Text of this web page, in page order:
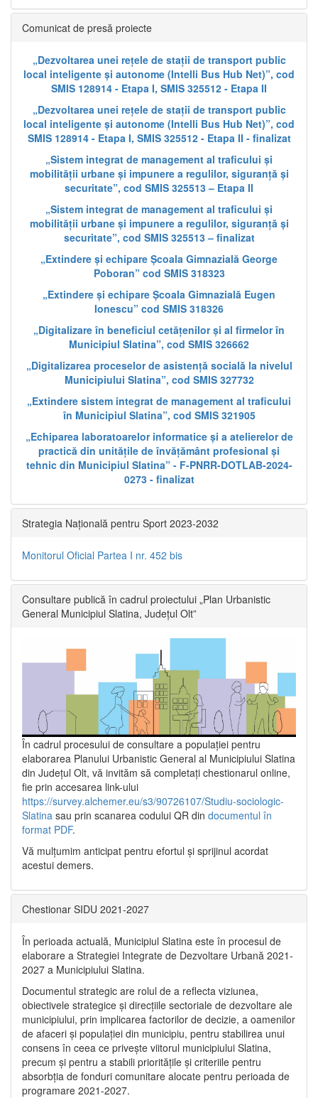
Comunicat de presă proiecte
„Dezvoltarea unei rețele de stații de transport public
local inteligente și autonome (Intelli Bus Hub Net)”, cod
SMIS 128914 - Etapa I, SMIS 325512 - Etapa II
„Dezvoltarea unei rețele de stații de transport public
local inteligente și autonome (Intelli Bus Hub Net)”, cod
SMIS 128914 - Etapa I, SMIS 325512 - Etapa II - finalizat
„Sistem integrat de management al traficului și
mobilității urbane și impunere a regulilor, siguranță și
securitate”, cod SMIS 325513 – Etapa II
„Sistem integrat de management al traficului și
mobilității urbane și impunere a regulilor, siguranță și
securitate”, cod SMIS 325513 – finalizat
„Extindere și echipare Școala Gimnazială George
Poboran” cod SMIS 318323
„Extindere și echipare Școala Gimnazială Eugen
Ionescu” cod SMIS 318326
„Digitalizare în beneficiul cetățenilor și al firmelor în
Municipiul Slatina”, cod SMIS 326662
„Digitalizarea proceselor de asistență socială la nivelul
Municipiului Slatina”, cod SMIS 327732
„Extindere sistem integrat de management al traficului
în Municipiul Slatina”, cod SMIS 321905
„Echiparea laboratoarelor informatice și a atelierelor de
practică din unitățile de învățământ profesional și
tehnic din Municipiul Slatina” - F-PNRR-DOTLAB-2024-
0273 - finalizat
Strategia Națională pentru Sport 2023-2032
Monitorul Oficial Partea I nr. 452 bis
Consultare publică în cadrul proiectului „Plan Urbanistic
General Municipiul Slatina, Județul Olt”
În cadrul procesului de consultare a populaţiei pentru
elaborarea Planului Urbanistic General al Municipiului Slatina
din Județul Olt, vă invităm să completați chestionarul online,
fie prin accesarea link-ului
https://survey.alchemer.eu/s3/90726107/Studiu-sociologic-
Slatina sau prin scanarea codului QR din documentul în
format PDF.
Vă mulţumim anticipat pentru efortul şi sprijinul acordat
acestui demers.
Chestionar SIDU 2021-2027
În perioada actuală, Municipiul Slatina este în procesul de
elaborare a Strategiei Integrate de Dezvoltare Urbană 2021‐
2027 a Municipiului Slatina.
Documentul strategic are rolul de a reflecta viziunea,
obiectivele strategice și direcțiile sectoriale de dezvoltare ale
municipiului, prin implicarea factorilor de decizie, a oamenilor
de afaceri și populației din municipiu, pentru stabilirea unui
consens în ceea ce privește viitorul municipiului Slatina,
precum și pentru a stabili prioritățile și criteriile pentru
absorbția de fonduri comunitare alocate pentru perioada de
programare 2021-2027.